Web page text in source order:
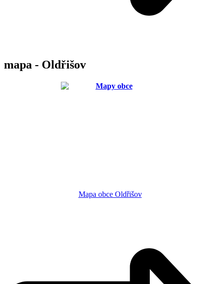
mapa - Oldřišov
Mapa obce Oldřišov